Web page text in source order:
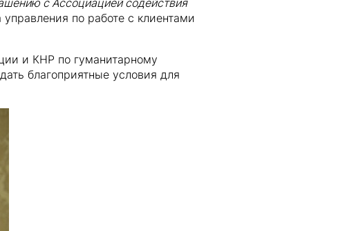
с Ассоциацией содействия
по работе с клиентами
и КНР по гуманитарному
благоприятные условия для